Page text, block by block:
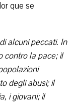
que se
alcuni peccati. In
contro la pace; il
degli abusi; il
i giovani; il